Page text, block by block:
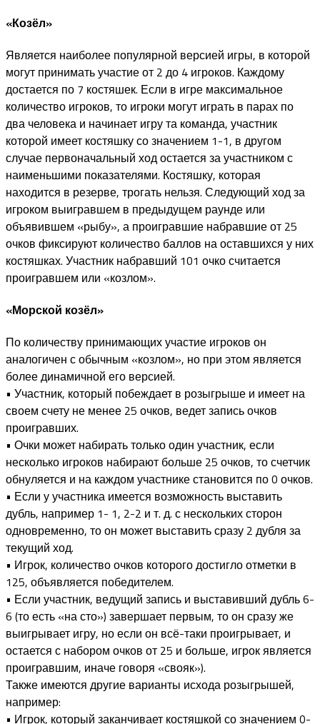
«Козёл»
Является наиболее популярной версией игры, в которой
могут принимать участие от 2 до 4 игроков. Каждому
достается по 7 костяшек. Если в игре максимальное
количество игроков, то игроки могут играть в парах по
два человека и начинает игру та команда, участник
которой имеет костяшку со значением 1-1, в другом
случае первоначальный ход остается за участником с
наименьшими показателями. Костяшку, которая
находится в резерве, трогать нельзя. Следующий ход за
игроком выигравшем в предыдущем раунде или
объявившем «рыбу», а проигравшие набравшие от 25
очков фиксируют количество баллов на оставшихся у них
костяшках. Участник набравший 101 очко считается
проигравшем или «козлом».
«Морской козёл»
По количеству принимающих участие игроков он
аналогичен с обычным «козлом», но при этом является
более динамичной его версией.
• Участник, который побеждает в розыгрыше и имеет на
своем счету не менее 25 очков, ведет запись очков
проигравших.
• Очки может набирать только один участник, если
несколько игроков набирают больше 25 очков, то счетчик
обнуляется и на каждом участнике становится по 0 очков.
• Если у участника имеется возможность выставить
дубль, например 1- 1, 2-2 и т. д. с нескольких сторон
одновременно, то он может выставить сразу 2 дубля за
текущий ход.
• Игрок, количество очков которого достигло отметки в
125, объявляется победителем.
• Если участник, ведущий запись и выставивший дубль 6-
6 (то есть «на сто») завершает первым, то он сразу же
выигрывает игру, но если он всё-таки проигрывает, и
остается с набором очков от 25 и больше, игрок является
проигравшим, иначе говоря «свояк»).
Также имеются другие варианты исхода розыгрышей,
например:
• Игрок, который заканчивает костяшкой со значением 0-